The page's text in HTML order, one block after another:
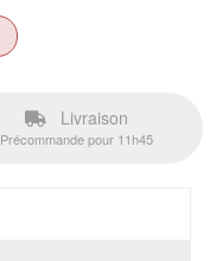
Livraison
Précommande pour 11h45